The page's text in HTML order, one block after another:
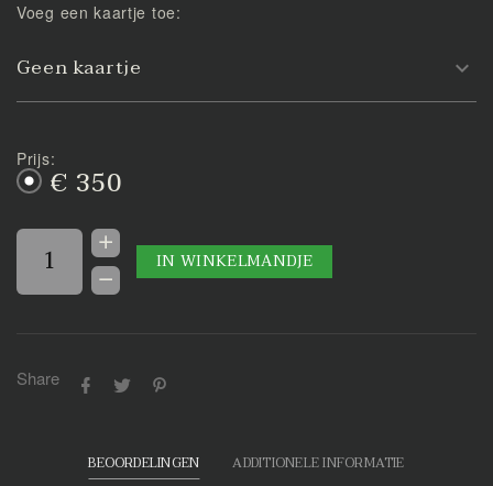
Voeg een kaartje toe:
Geen kaartje
Prijs:
€ 350
IN WINKELMANDJE
Share
BEOORDELINGEN
ADDITIONELE INFORMATIE